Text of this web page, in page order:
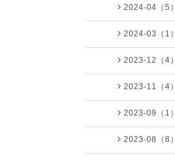
2024-04（5）
2024-03（1）
2023-12（4）
2023-11（4）
2023-09（1）
2023-08（8）